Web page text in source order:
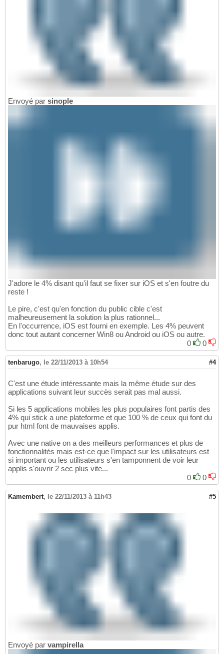
Envoyé par sinople
J'adore le 4% disant qu'il faut se fixer sur iOS et s'en foutre du
reste !
Le pire, c'est qu'en fonction du public cible c'est
malheureusement la solution la plus rationnel...
En l'occurrence, iOS est fourni en exemple. Les 4% peuvent
donc tout autant concerner Win8 ou Android ou iOS ou autre.
0
0
tenbarugo, le 22/11/2013 à 10h54 #4
C'est une étude intéressante mais la même étude sur des
applications suivant leur succès serait pas mal aussi.
Si les 5 applications mobiles les plus populaires font partis des
4% qui stick a une plateforme et que 100 % de ceux qui font du
pur html font de mauvaises applis.
Avec une native on a des meilleurs performances et plus de
fonctionnalités mais est-ce que l'impact sur les utilisateurs est
si important ou les utilisateurs s'en tamponnent de voir leur
applis s'ouvrir 2 sec plus vite...
0
0
Kamembert, le 22/11/2013 à 11h43 #5
Envoyé par vampirella